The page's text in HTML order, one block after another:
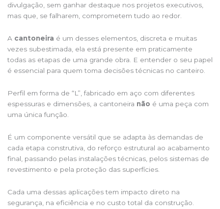
divulgação, sem ganhar destaque nos projetos executivos,
mas que, se falharem, comprometem tudo ao redor.
A cantoneira é um desses elementos, discreta e muitas
vezes subestimada, ela está presente em praticamente
todas as etapas de uma grande obra. E entender o seu papel
é essencial para quem toma decisões técnicas no canteiro.
Perfil em forma de “L”, fabricado em aço com diferentes
espessuras e dimensões, a cantoneira não é uma peça com
uma única função.
É um componente versátil que se adapta às demandas de
cada etapa construtiva, do reforço estrutural ao acabamento
final, passando pelas instalações técnicas, pelos sistemas de
revestimento e pela proteção das superfícies.
Cada uma dessas aplicações tem impacto direto na
segurança, na eficiência e no custo total da construção.